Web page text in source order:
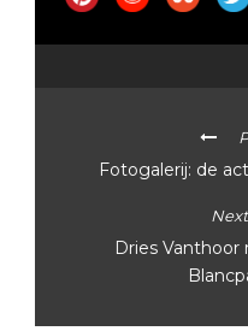
Fotogalerij: de
Dries